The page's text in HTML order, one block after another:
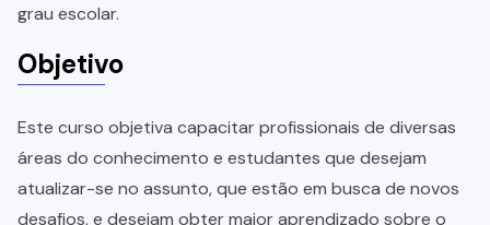
grau escolar.
Objetivo
Este curso objetiva capacitar profissionais de diversas
áreas do conhecimento e estudantes que desejam
atualizar-se no assunto, que estão em busca de novos
desafios, e desejam obter maior aprendizado sobre o